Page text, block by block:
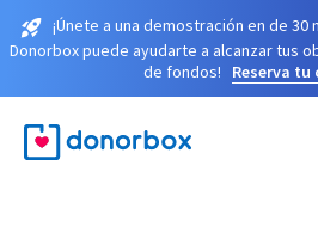
¡Únete a una demostración en de
Donorbox puede ayudarte a alcanzar tus
de fondos!
Reserva tu